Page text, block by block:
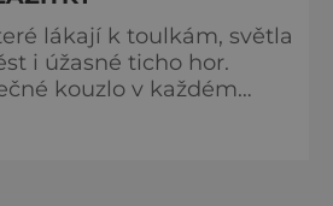
lákají k toulkám, světla
i úžasné ticho hor.
kouzlo v každém
inspirace, dobrodružství i